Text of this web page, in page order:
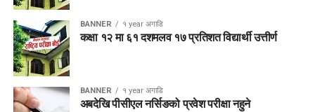
BANNER १ year अगाडि
कक्षा १२ मा ६१ दशमलव १७ प्रतिशत विद्यार्थी उत्तीर्ण
BANNER १ year अगाडि
अबदेखि पीसीएल नर्सिङको प्रवेश परीक्षा नहुने